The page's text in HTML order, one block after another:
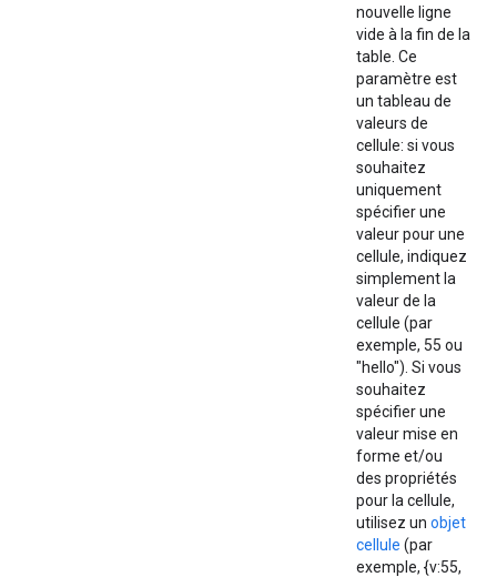
nouvelle ligne
vide à la fin de la
table. Ce
paramètre est
un tableau de
valeurs de
cellule: si vous
souhaitez
uniquement
spécifier une
valeur pour une
cellule, indiquez
simplement la
valeur de la
cellule (par
exemple, 55 ou
"hello"). Si vous
souhaitez
spécifier une
valeur mise en
forme et/ou
des propriétés
pour la cellule,
utilisez un objet
cellule (par
exemple, {v:55,